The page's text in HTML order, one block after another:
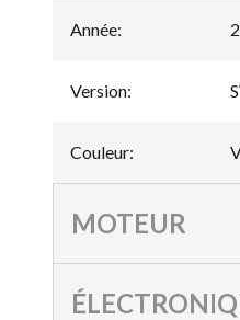
Année:
Version:
Couleur:
MOTEUR